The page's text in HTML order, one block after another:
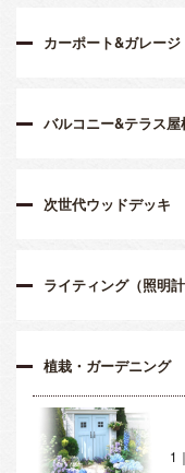
カーポート&ガレージ
バルコニー&テラス屋
次世代ウッドデッキ
ライティング（照明計
植栽・ガーデニング
1